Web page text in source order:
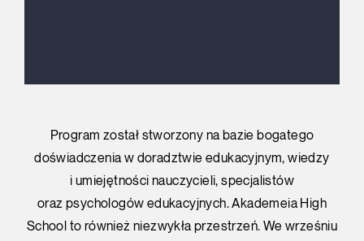
Program został stworzony na bazie bogatego
doświadczenia w doradztwie edukacyjnym, wiedzy
i umiejętności nauczycieli, specjalistów
oraz psychologów edukacyjnych. Akademeia High
School to również niezwykła przestrzeń. We wrześniu